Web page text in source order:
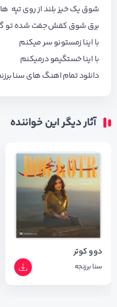
شوق یک خیز بلند از روی تپه
برق شوق کفش جفت شده تو
با اینا زمستونو سر میکنم
با اینا خستگیمو درمیکنم
دانلود تمام اهنگ هایسنا
آثار دیگر این خواننده
دوو کوتر
سنا برزنجه